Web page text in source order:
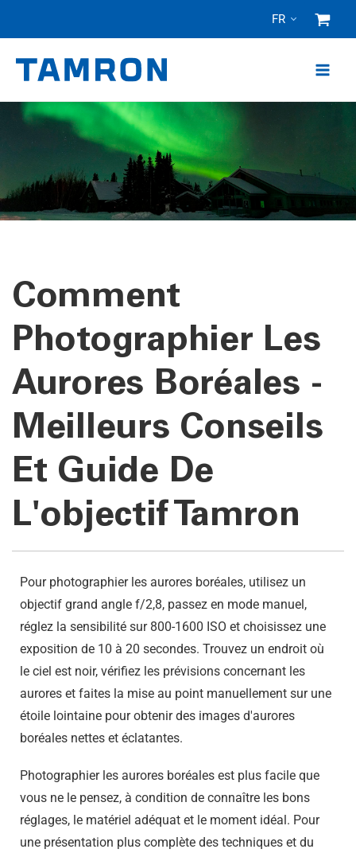
content
FR
Comment
Photographier Les
Aurores Boréales -
Meilleurs Conseils
Et Guide De
L'objectif Tamron
Pour photographier les aurores boréales, utilisez un
objectif grand angle f/2,8, passez en mode manuel,
réglez la sensibilité sur 800-1600 ISO et choisissez une
exposition de 10 à 20 secondes. Trouvez un endroit où
le ciel est noir, vérifiez les prévisions concernant les
aurores et faites la mise au point manuellement sur une
étoile lointaine pour obtenir des images d'aurores
boréales nettes et éclatantes.
Photographier les aurores boréales est plus facile que
vous ne le pensez, à condition de connaître les bons
réglages, le matériel adéquat et le moment idéal. Pour
une présentation plus complète des techniques et du